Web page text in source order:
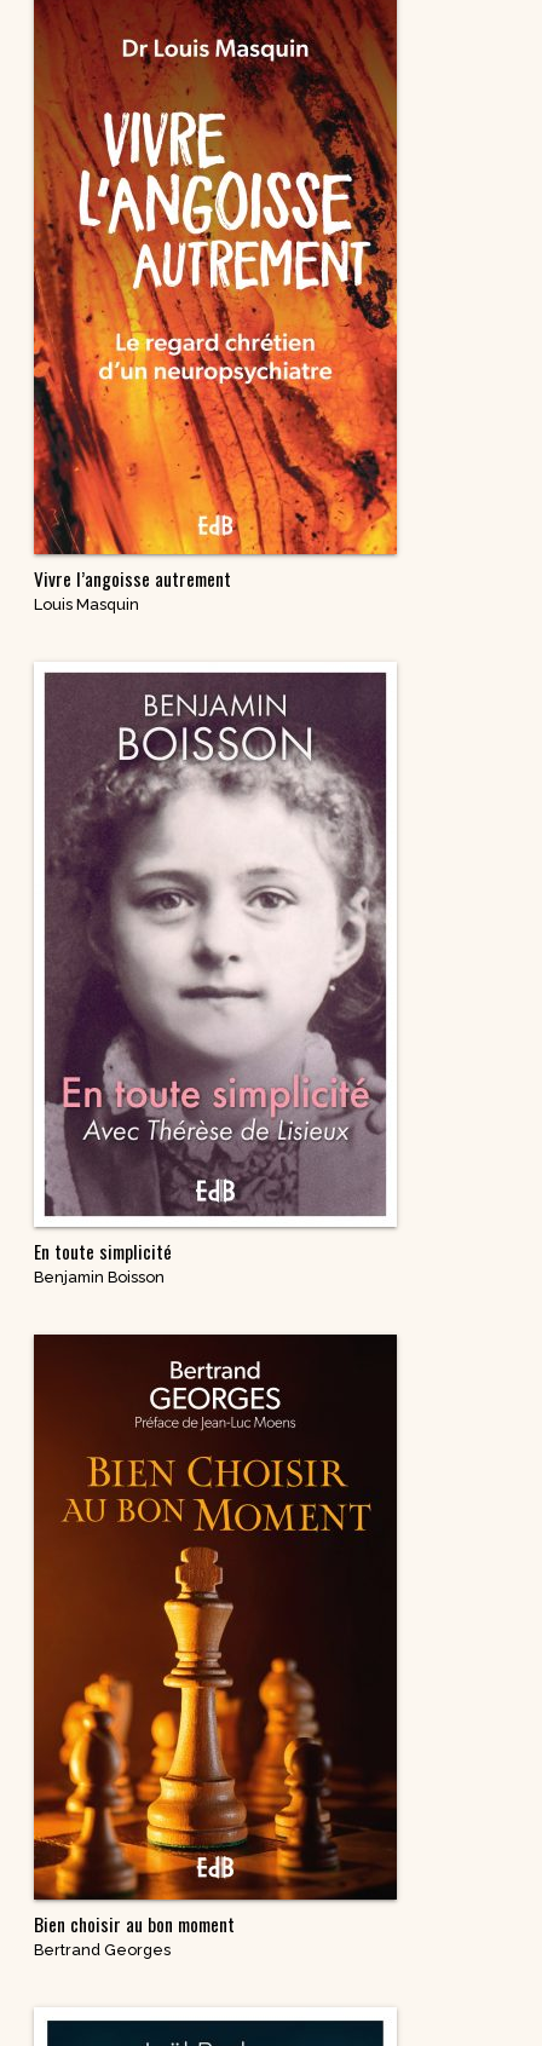
Vivre l’angoisse autrement
Louis Masquin
En toute simplicité
Benjamin Boisson
Bien choisir au bon moment
Bertrand Georges